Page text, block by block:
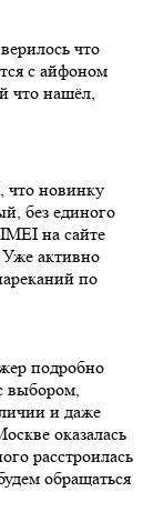
что
с айфоном
что нашёл,
что новинку
без единого
на сайте
Уже активно
по
подробно
выбором,
и даже
оказалась
расстроилась
обращаться